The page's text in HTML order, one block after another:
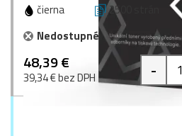
čierna 2500 strán
Nedostupné
48,39 €
39,34 € bez DPH -